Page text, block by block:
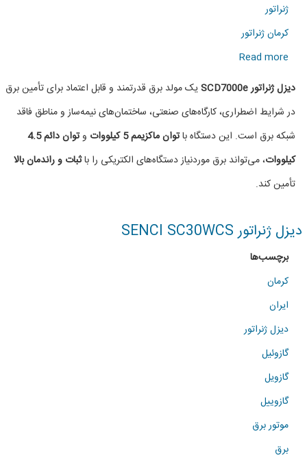
ژنراتور
کرمان ژنراتور
Read more
about
دیزل
ژنراتور
SCD7000e
(5
دیزل ژنراتور SCD7000e
یک مولد برق قدرتمند و قابل اعتماد برای تأمین برق
در شرایط اضطراری، کارگاه‌های صنعتی، ساختمان‌های نیمه‌ساز و مناطق فاقد
شبکه برق است. این دستگاه باتوان ماکزیمم 5 کیلووات و
توان دائم 4.5
کیلووات، می‌تواند برق موردنیاز دستگاه‌های الکتریکی را باثبات و راندمان بالا
تأمین کند.
دیزل ژنراتور SENCI SC30WCS
برچسب‌ها
کرمان
ایران
دیزل ژنراتور
گازوئیل
گازویل
گازوییل
موتور برق
برق